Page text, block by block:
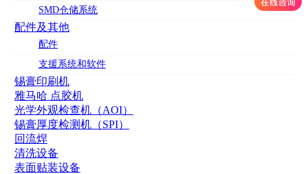
SMD仓储系统
配件及其他
配件
支援系统和软件
锡膏印刷机
雅马哈 点胶机
光学外观检查机（AOI）
锡膏厚度检测机（SPI）
回流焊
清洗设备
表面贴装设备